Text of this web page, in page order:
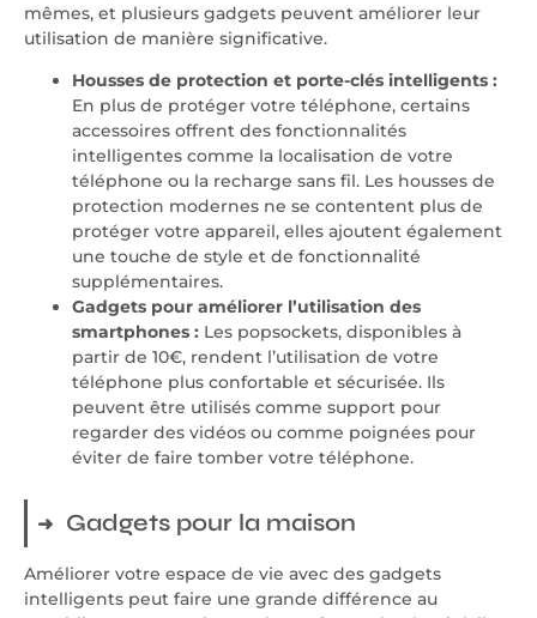
mêmes, et plusieurs gadgets peuvent améliorer leur
utilisation de manière significative.
Housses de protection et porte-clés intelligents :
En plus de protéger votre téléphone, certains
accessoires offrent des fonctionnalités
intelligentes comme la localisation de votre
téléphone ou la recharge sans fil. Les housses de
protection modernes ne se contentent plus de
protéger votre appareil, elles ajoutent également
une touche de style et de fonctionnalité
supplémentaires.
Gadgets pour améliorer l’utilisation des
smartphones : Les popsockets, disponibles à
partir de 10€, rendent l’utilisation de votre
téléphone plus confortable et sécurisée. Ils
peuvent être utilisés comme support pour
regarder des vidéos ou comme poignées pour
éviter de faire tomber votre téléphone.
Gadgets pour la maison
Améliorer votre espace de vie avec des gadgets
intelligents peut faire une grande différence au